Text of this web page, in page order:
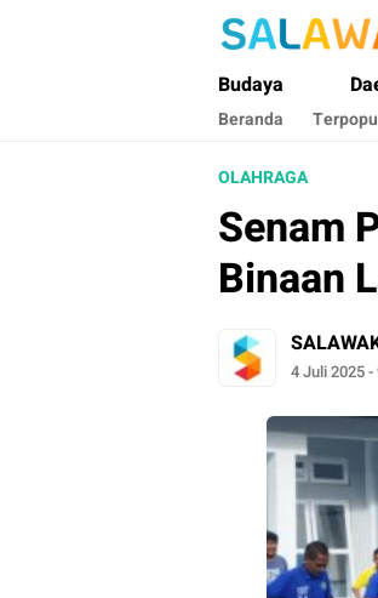
Salawaku Maluku
Salam dan Warta
Budaya
Beranda
OLAHRAGA
Senam
Binaan
4 Juli 2025 -